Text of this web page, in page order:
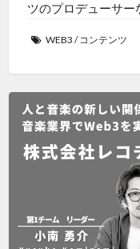
ツのプロデューサー
WEB3 /コンテンツ